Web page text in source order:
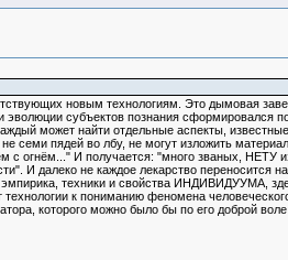
новым технологиям. Это дымовая
субъектов познания сформировался
может найти отдельные аспекты, известные
семи пядей во лбу, не могут изложить
с огнём..." И получается: "много званых, НЕТУ
И далеко не каждое лекарство переносится
техники и свойства ИНДИВИДУУМА,
к пониманию феномена
которого можно было бы по его доброй